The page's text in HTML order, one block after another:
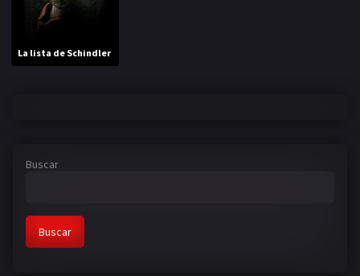
La lista de Schindler
Buscar
Buscar